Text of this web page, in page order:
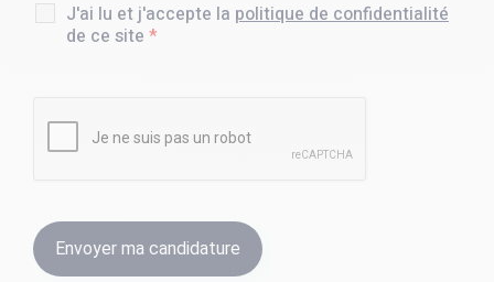
J'ai lu et j'accepte la politique de confidentialité
de ce site *